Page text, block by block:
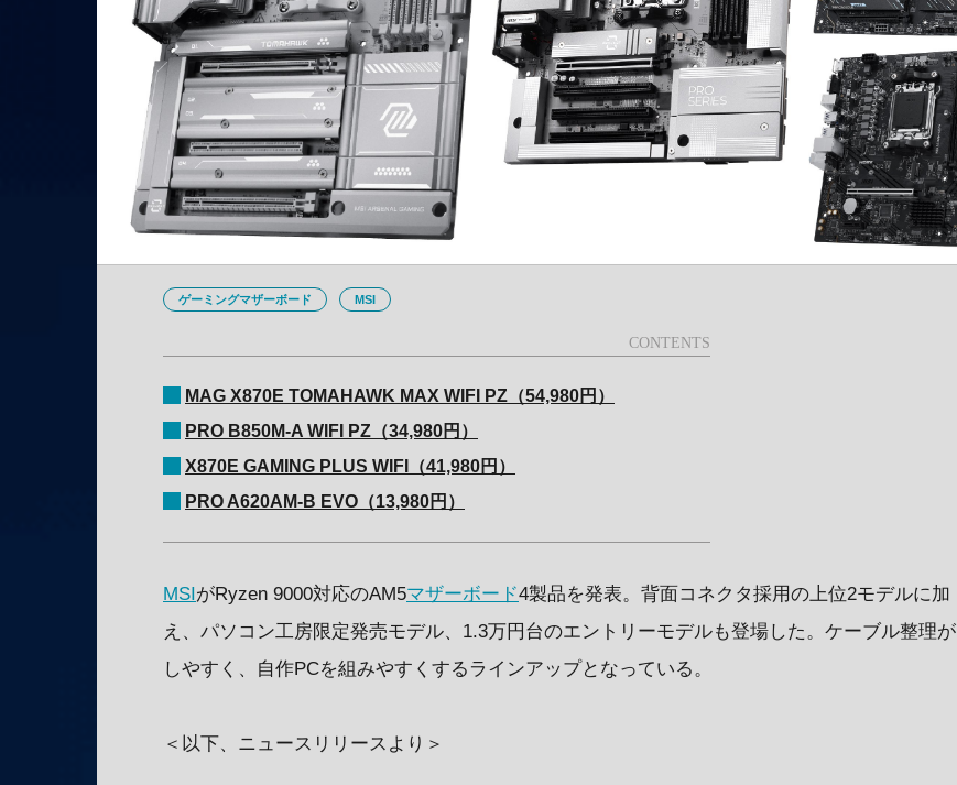
ゲーミングマザーボード MSI
MAG X870E TOMAHAWK MAX WIFI PZ（54,980円）
PRO B850M-A WIFI PZ（34,980円）
X870E GAMING PLUS WIFI（41,980円）
PRO A620AM-B EVO（13,980円）
MSIがRyzen 9000対応のAM5マザーボード4製品を発表。背面コネクタ採用の上位2モデルに加
え、パソコン工房限定発売モデル、1.3万円台のエントリーモデルも登場した。ケーブル整理が
しやすく、自作PCを組みやすくするラインアップとなっている。
＜以下、ニュースリリースより＞